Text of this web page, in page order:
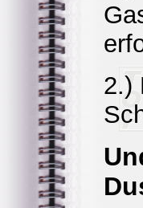
2.)